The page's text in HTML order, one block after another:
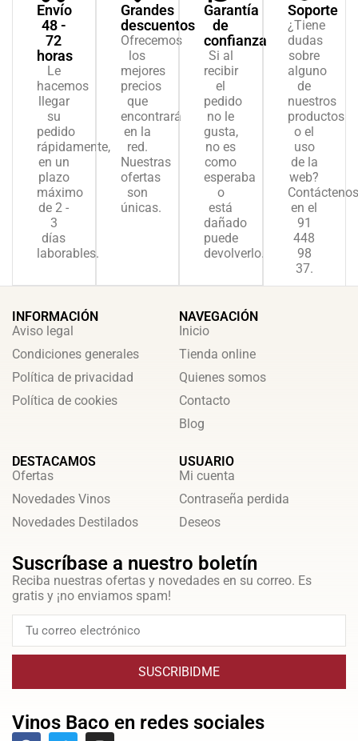
Envío
48 -
72
horas
Le
hacemos
llegar
su
pedido
rápidamente,
en un
plazo
máximo
de 2 -
3
días
laborables.
Grandes
descuentos
Ofrecemos
los
mejores
precios
que
encontrará
en la
red.
Nuestras
ofertas
son
únicas.
Garantía
de
confianza
Si al
recibir
el
pedido
no le
gusta,
no es
como
esperaba
o
está
dañado
puede
devolverlo.
Soporte
¿Tiene
dudas
sobre
alguno
de
nuestros
productos
o el
uso
de la
web?
Contáctenos
en el
91
448
98
37.
INFORMACIÓN
Aviso legal
Condiciones generales
Política de privacidad
Política de cookies
NAVEGACIÓN
Inicio
Tienda online
Quienes somos
Contacto
Blog
DESTACAMOS
Ofertas
Novedades Vinos
Novedades Destilados
USUARIO
Mi cuenta
Contraseña perdida
Deseos
Suscríbase a nuestro boletín
Reciba nuestras ofertas y novedades en su correo. Es
gratis y ¡no enviamos spam!
SUSCRIBIDME
Vinos Baco en redes sociales